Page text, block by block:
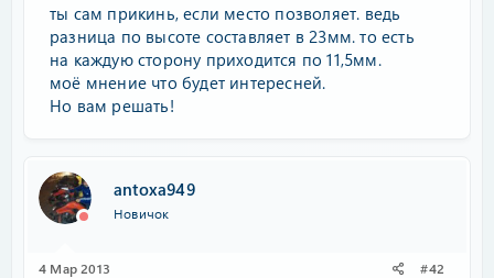
ты сам прикинь, если место позволяет. ведь
разница по высоте составляет в 23мм. то есть
на каждую сторону приходится по 11,5мм.
моё мнение что будет интересней.
Но вам решать!
antoxa949
Новичок
4 Мар 2013 #42